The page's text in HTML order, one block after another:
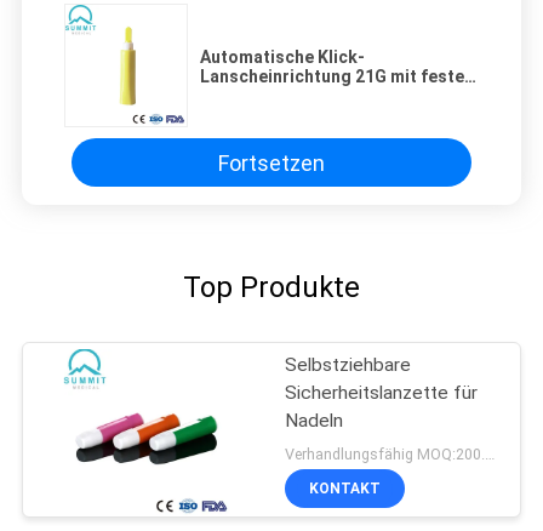
Automatische Klick-
Lanscheinrichtung 21G mit fester
Fortsetzen
Top Produkte
Selbstziehbare
Sicherheitslanzette für
Nadeln
KONTAKT